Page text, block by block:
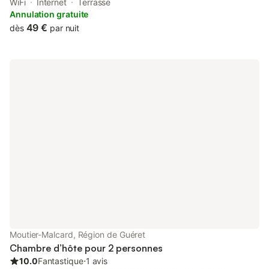
km from Sainte-Agathe Golf Course.
WiFi Internet
Terrasse
Annulation gratuite
dès 49 € par nuit
Moutier-Malcard, Région de Guéret
Chambre d’hôte pour 2 personnes
10.0Fantastique⋅1 avis